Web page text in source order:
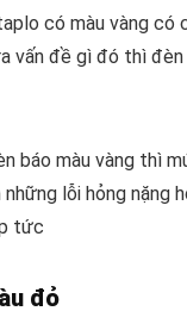
có màu vàng có
vấn đề gì đó thì đèn
báo màu vàng thì
lỗi hỏng nặng
tức
đỏ